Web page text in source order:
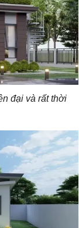
đại và rất thời